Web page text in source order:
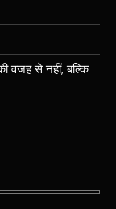
वजह से नहीं, बल्कि